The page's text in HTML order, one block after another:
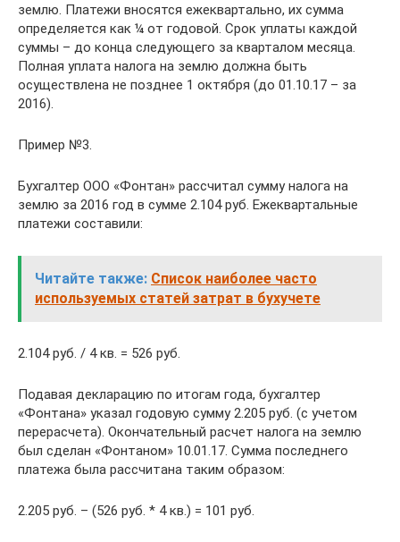
землю. Платежи вносятся ежеквартально, их сумма
определяется как ¼ от годовой. Срок уплаты каждой
суммы – до конца следующего за кварталом месяца.
Полная уплата налога на землю должна быть
осуществлена не позднее 1 октября (до 01.10.17 – за
2016).
Пример №3.
Бухгалтер ООО «Фонтан» рассчитал сумму налога на
землю за 2016 год в сумме 2.104 руб. Ежеквартальные
платежи составили:
Читайте также: Список наиболее часто
используемых статей затрат в бухучете
2.104 руб. / 4 кв. = 526 руб.
Подавая декларацию по итогам года, бухгалтер
«Фонтана» указал годовую сумму 2.205 руб. (с учетом
перерасчета). Окончательный расчет налога на землю
был сделан «Фонтаном» 10.01.17. Сумма последнего
платежа была рассчитана таким образом:
2.205 руб. – (526 руб. * 4 кв.) = 101 руб.